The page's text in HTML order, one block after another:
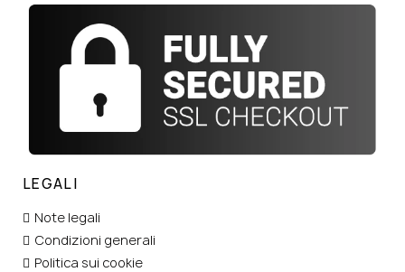
LEGALI
Note legali
Condizioni generali
Politica sui cookie